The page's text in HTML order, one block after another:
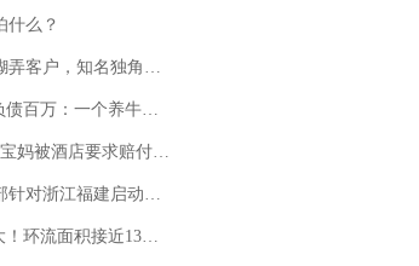
什么？
采取措施，“本人长期与美国交管局保持沟通，对方表示肯定”
后，谁该为农户的贷款买单丨红星调查
一酒店回复：骨瓷定制！网友一查价格，吵翻了
启动防汛防台风四级应急响应
积接近13个浙江那么大